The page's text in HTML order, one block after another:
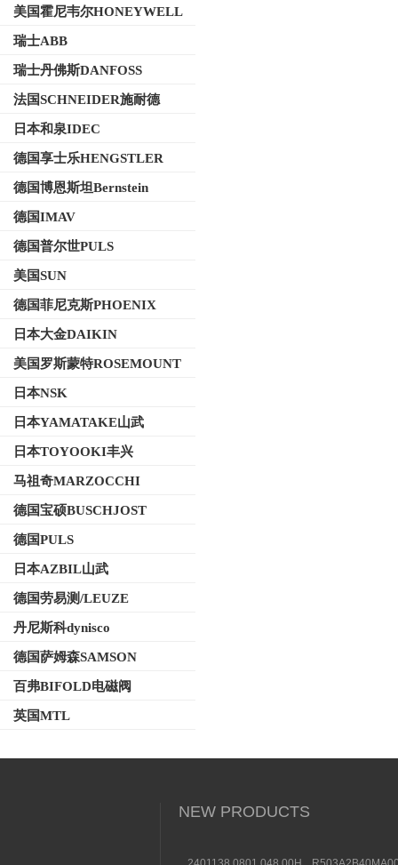
美国霍尼韦尔HONEYWELL
瑞士ABB
瑞士丹佛斯DANFOSS
法国SCHNEIDER施耐德
日本和泉IDEC
德国享士乐HENGSTLER
德国博恩斯坦Bernstein
德国IMAV
德国普尔世PULS
美国SUN
德国菲尼克斯PHOENIX
日本大金DAIKIN
美国罗斯蒙特ROSEMOUNT
日本NSK
日本YAMATAKE山武
日本TOYOOKI丰兴
马祖奇MARZOCCHI
德国宝硕BUSCHJOST
德国PULS
日本AZBIL山武
德国劳易测/LEUZE
丹尼斯科dynisco
德国萨姆森SAMSON
百弗BIFOLD电磁阀
英国MTL
NEW PRODUCTS